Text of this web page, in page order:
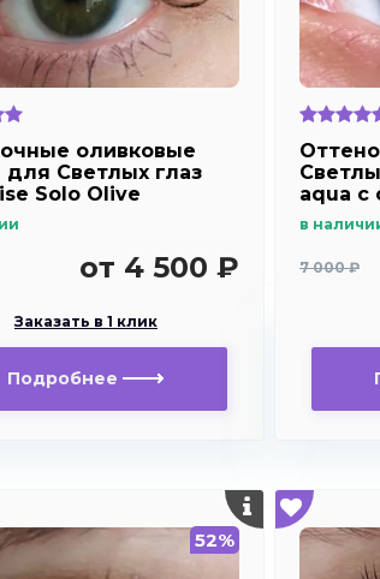
оливковые
для Светлых глаз
Solo Olive
от 4 500 ₽
Заказать в 1 клик
Подробнее
aqua с
в
7 000 ₽
52%